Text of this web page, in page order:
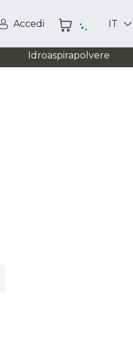
Accedi IT
Idroaspirapolvere